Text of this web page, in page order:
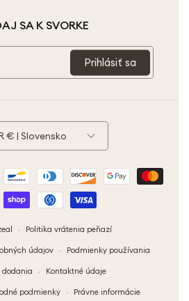
osobných údajov
SA K SVORKE
Prihlásiť sa
EUR € | Slovensko
Politika vrátenia peňazí
údajov Podmienky používania
dodania Kontaktné údaje
podmienky Právne informácie